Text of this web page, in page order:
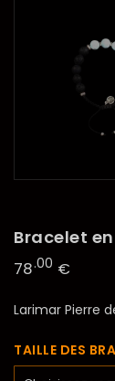
Bracelet
78.00 €
Larimar Pierre
TAILLE DES